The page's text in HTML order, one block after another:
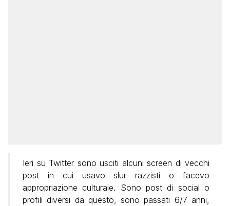
Ieri su Twitter sono usciti alcuni screen di vecchi
post in cui usavo slur razzisti o facevo
appropriazione culturale. Sono post di social o
profili diversi da questo, sono passati 6/7 anni,